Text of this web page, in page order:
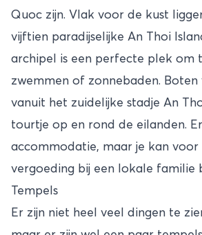
Quoc zijn. Vlak voor de kust
vijftien paradijselijke An Thoi
archipel is een perfecte plek om
zwemmen of zonnebaden.
vanuit het zuidelijke stadje An
tourtje op en rond de eilanden.
accommodatie, maar je kan voor
vergoeding bij een lokale familie
Tempels
Er zijn niet heel veel dingen te